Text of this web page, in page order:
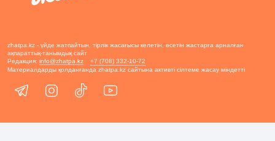
zhatpa.kz - үйде жатпайтын, тірлік жасағысы келетін, өсетін жастарға арналған
ақпараттық-танымдық сайт
Редакция: info@zhatpa.kz
+7 (708) 332-10-72
Материалдарды қолданғанда zhatpa.kz сайтына активті сілтеме жасау міндетті